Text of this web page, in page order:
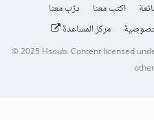
اكتب معنا
درّب معنا
مركز المساعدة
© 2025 Hsoub.Content licensed